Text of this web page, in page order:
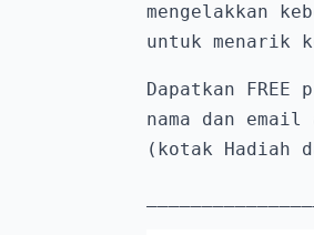
mengelakkan
untuk menarik
Dapatkan
nama dan
(kotak Hadiah